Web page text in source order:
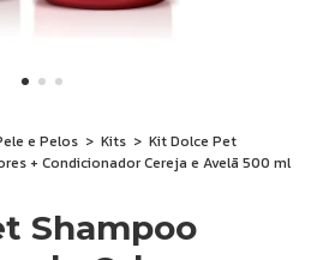
e Pelos > Kits > Kit Dolce Pet
+ Condicionador Cereja e Avelã 500 ml
Shampoo